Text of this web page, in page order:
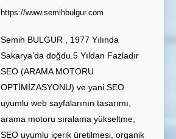
https://www.semihbulgur.com
Semih BULGUR , 1977 Yılında
Sakarya’da doğdu.5 Yıldan Fazladır
SEO (ARAMA MOTORU
OPTİMİZASYONU) ve yani SEO
uyumlu web sayfalarının tasarımı,
arama motoru sıralama yükseltme,
SEO uyumlu içerik üretilmesi, organik